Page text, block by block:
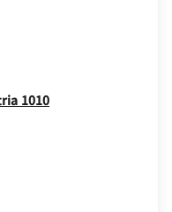
Window
Window
1010Opens In New